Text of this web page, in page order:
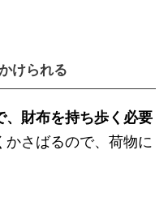
けられる
、財布を持ち歩く必要
かさばるので、荷物に